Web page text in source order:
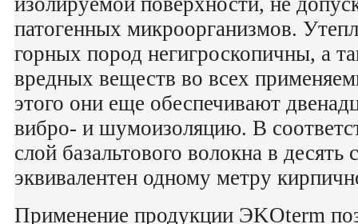
патогенных микроорганизмов.
горных пород негигроскопичны, а
вредных веществ во всех
этого они еще обеспечивают
вибро- и шумоизоляцию. В
слой базальтового волокна в десять
эквивалентен одному метру
Применение продукции ЭKОterm